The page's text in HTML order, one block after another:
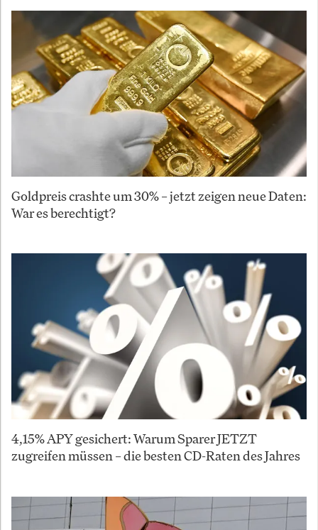
Goldpreis crashte um 30% – jetzt zeigen neue Daten:
War es berechtigt?
4,15% APY gesichert: Warum Sparer JETZT
zugreifen müssen – die besten CD-Raten des Jahres